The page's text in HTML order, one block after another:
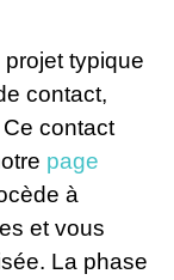
projet typique
contact,
contact
page
à
et vous
La phase